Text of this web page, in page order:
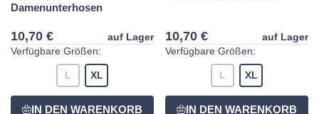
Damenunterhosen
10,70 €
auf Lager
Verfügbare Größen:
L XL
10,70 €
auf Lager
Verfügbare Größen:
L XL